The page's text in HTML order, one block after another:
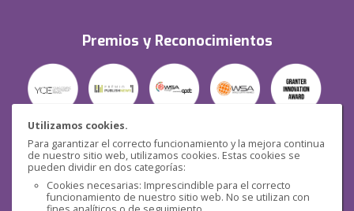
Utilizamos cookies.
Para garantizar el correcto funcionamiento y la mejora continua
de nuestro sitio web, utilizamos cookies. Estas cookies se
pueden dividir en dos categorías:
Cookies necesarias: Imprescindible para el correcto
funcionamiento de nuestro sitio web. No se utilizan con
Premios y Reconocimientos
Seguridad